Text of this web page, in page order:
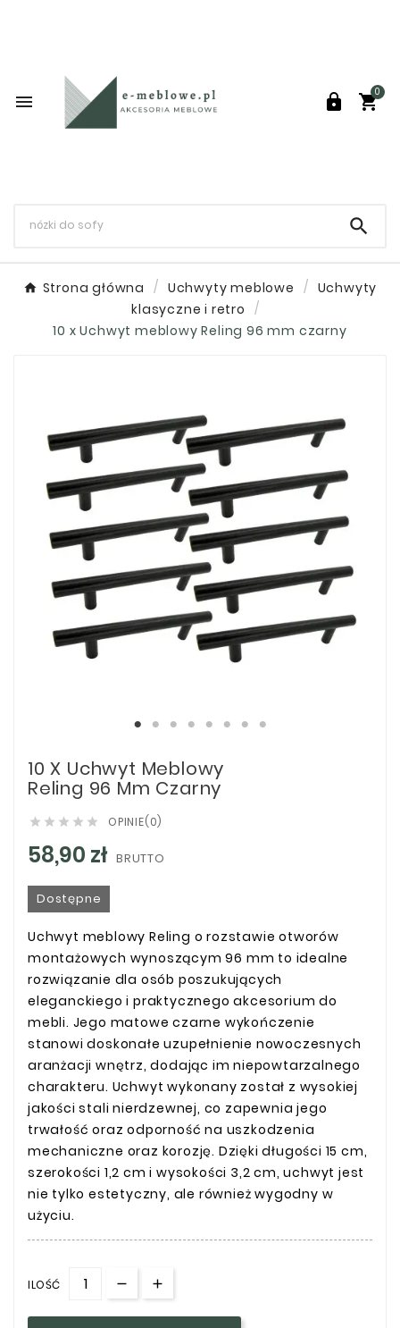
  
0

Strona główna Uchwyty meblowe
Uchwyty
klasyczne i retro
10 x Uchwyt meblowy Reling 96 mm czarny
10 X Uchwyt Meblowy
Reling 96 Mm Czarny
     OPINIE(0)
58,90 zł BRUTTO
Dostępne
Uchwyt meblowy Reling o rozstawie otworów
montażowych wynoszącym 96 mm to idealne
rozwiązanie dla osób poszukujących
eleganckiego i praktycznego akcesorium do
mebli. Jego matowe czarne wykończenie
stanowi doskonałe uzupełnienie nowoczesnych
aranżacji wnętrz, dodając im niepowtarzalnego
charakteru. Uchwyt wykonany został z wysokiej
jakości stali nierdzewnej, co zapewnia jego
trwałość oraz odporność na uszkodzenia
mechaniczne oraz korozję. Dzięki długości 15 cm,
szerokości 1,2 cm i wysokości 3,2 cm, uchwyt jest
nie tylko estetyczny, ale również wygodny w
użyciu.
ILOŚĆ